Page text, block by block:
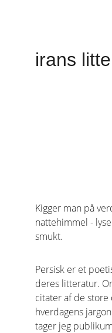
irans
Kigger man på
nattehimmel -
smukt.
Persisk er et
deres litteratur.
citater af de
hverdagens
tager jeg